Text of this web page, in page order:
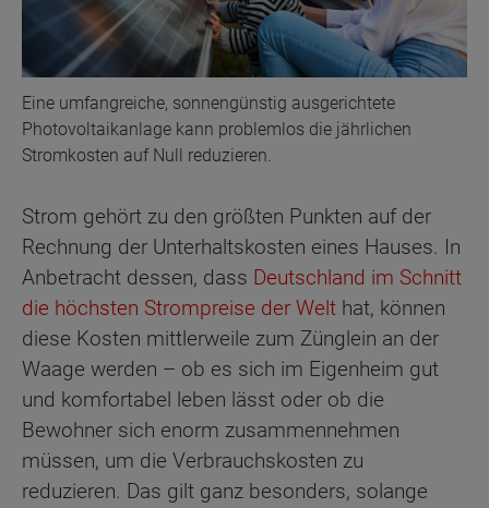
Eine umfangreiche, sonnengünstig ausgerichtete
Photovoltaikanlage kann problemlos die jährlichen
Stromkosten auf Null reduzieren.
Strom gehört zu den größten Punkten auf der
Rechnung der Unterhaltskosten eines Hauses. In
Anbetracht dessen, dass Deutschland im Schnitt
die höchsten Strompreise der Welt hat, können
diese Kosten mittlerweile zum Zünglein an der
Waage werden – ob es sich im Eigenheim gut
und komfortabel leben lässt oder ob die
Bewohner sich enorm zusammennehmen
müssen, um die Verbrauchskosten zu
reduzieren. Das gilt ganz besonders, solange